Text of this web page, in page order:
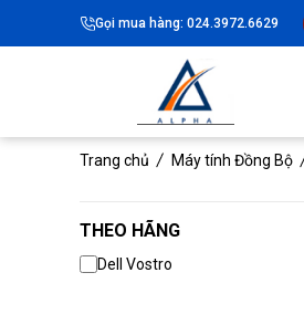
Gọi mua hàng: 024.3972.6629
Trang chủ Máy tính Đồng Bộ
THEO HÃNG
Dell Vostro